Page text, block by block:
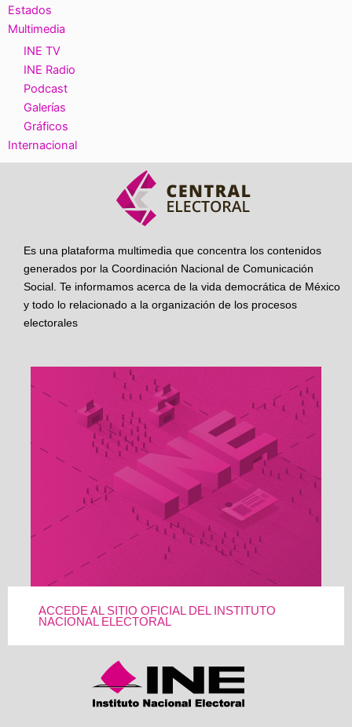
Estados
Multimedia
INE TV
INE Radio
Podcast
Galerías
Gráficos
Internacional
Es una plataforma multimedia que concentra los contenidos
generados por la Coordinación Nacional de Comunicación
Social. Te informamos acerca de la vida democrática de México
y todo lo relacionado a la organización de los procesos
electorales
ACCEDE AL SITIO OFICIAL DEL INSTITUTO
NACIONAL ELECTORAL